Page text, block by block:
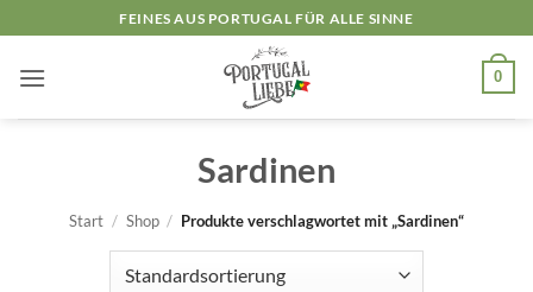
Inhalt
springen
FEINES AUS PORTUGAL FÜR ALLE SINNE
0
Sardinen
Start / Shop / Produkte verschlagwortet mit „Sardinen“